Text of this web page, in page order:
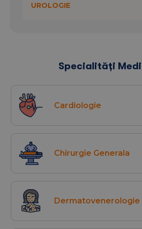
UROLOGIE
Specialități
Cardiologie
Chirurgie Generala
Dermatovenerologie